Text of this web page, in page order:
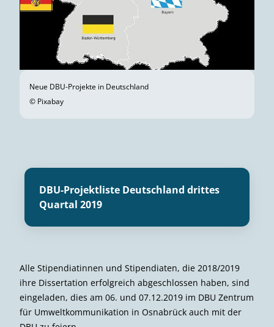
Neue DBU-Projekte in Deutschland
© Pixabay
DBU-Projektliste Deutschland drittes
Quartal 2019
Alle Stipendiatinnen und Stipendiaten, die 2018/2019
ihre Dissertation erfolgreich abgeschlossen haben, sind
eingeladen, dies am 06. und 07.12.2019 im DBU Zentrum
für Umweltkommunikation in Osnabrück auch mit der